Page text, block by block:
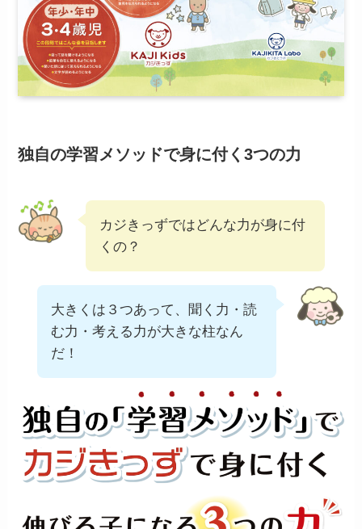
独自の学習メソッドで身に付く3つの力
カジきっずではどんな力が身に付
くの？
大きくは３つあって、聞く力・読
む力・考える力が大きな柱なん
だ！